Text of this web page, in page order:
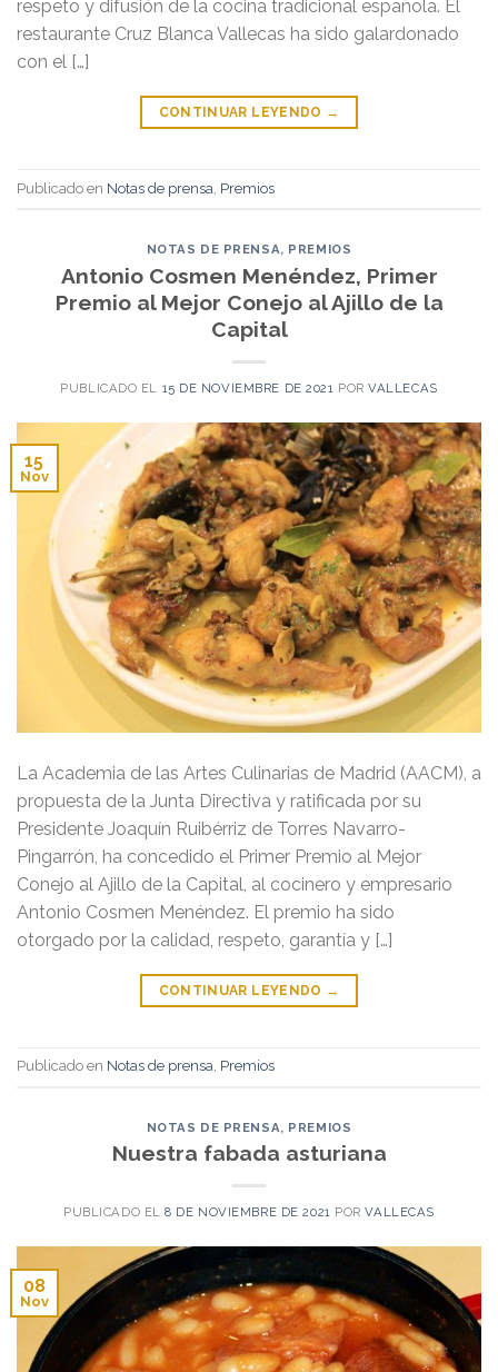
respeto y difusión de la cocina tradicional española. El
restaurante Cruz Blanca Vallecas ha sido galardonado
con el […]
CONTINUAR LEYENDO →
Publicado en Notas de prensa Premios
NOTAS DE PRENSA, PREMIOS
Antonio Cosmen Menéndez, Primer
Premio al Mejor Conejo al Ajillo de la
Capital
PUBLICADO EL 15 DE NOVIEMBRE DE 2021 PORVALLECAS
15
Nov
La Academia de las Artes Culinarias de Madrid (AACM), a
propuesta de la Junta Directiva y ratificada por su
Presidente Joaquín Ruibérriz de Torres Navarro-
Pingarrón, ha concedido el Primer Premio al Mejor
Conejo al Ajillo de la Capital, al cocinero y empresario
Antonio Cosmen Menéndez. El premio ha sido
otorgado por la calidad, respeto, garantía y […]
CONTINUAR LEYENDO →
Publicado en Notas de prensa Premios
NOTAS DE PRENSA, PREMIOS
Nuestra fabada asturiana
PUBLICADO EL8 DE NOVIEMBRE DE 2021 PORVALLECAS
08
Nov